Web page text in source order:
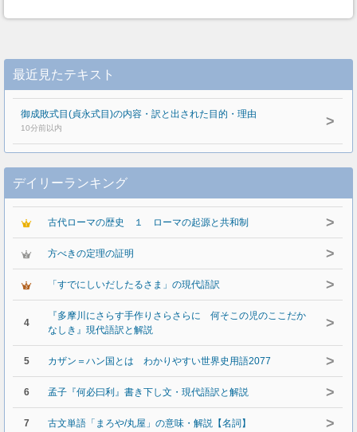
最近見たテキスト
御成敗式目(貞永式目)の内容・訳と出された目的・理由
10分前以内 >
デイリーランキング
古代ローマの歴史 １ ローマの起源と共和制 >
方べきの定理の証明 >
「すでにしいだしたるさま」の現代語訳 >
4
『多摩川にさらす手作りさらさらに 何そこの児のここだか
なしき』現代語訳と解説
>
5 カザン＝ハン国とは わかりやすい世界史用語2077 >
6 孟子『何必曰利』書き下し文・現代語訳と解説 >
7 古文単語「まろや/丸屋」の意味・解説【名詞】 >